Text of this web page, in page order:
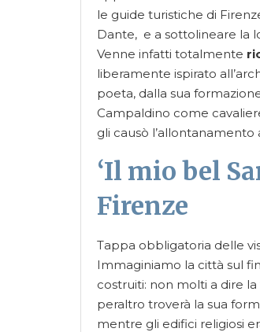
le guide turistiche di
Dante, e a sottolineare la
Venne infatti totalmente
liberamente ispirato
poeta, dalla sua
Campaldino come
gli causò l’allontanamento
‘Il mio bel
Firenze
Tappa obbligatoria delle
Immaginiamo la città sul
costruiti: non molti a dire
peraltro troverà la sua
mentre gli edifici religiosi